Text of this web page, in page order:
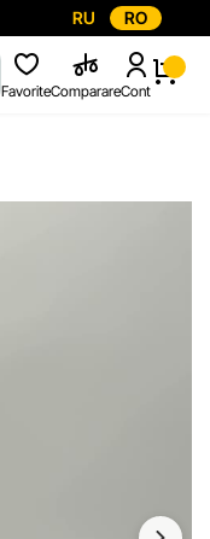
RU RO
FavoriteComparareCont